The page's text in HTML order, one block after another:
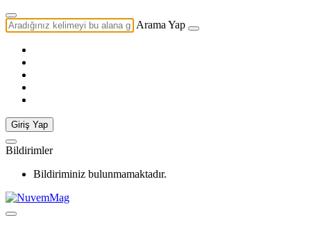
Arama Yap
Giriş Yap
Bildirimler
Bildiriminiz bulunmamaktadır.